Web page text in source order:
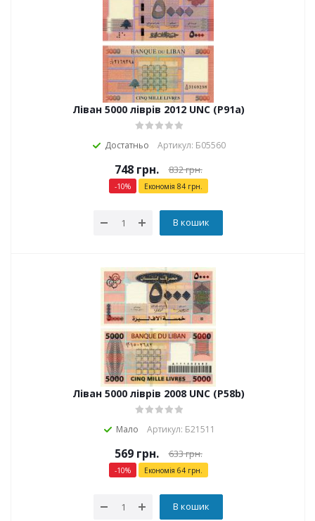
Ліван 5000 ліврів 2012 UNC (P91a)
Достатньо Артикул: Б05560
748грн. 832грн.
-10% Економія 84грн.
В кошик
Ліван 5000 ліврів 2008 UNC (P58b)
Мало Артикул: Б21511
569грн. 633грн.
-10% Економія 64грн.
В кошик